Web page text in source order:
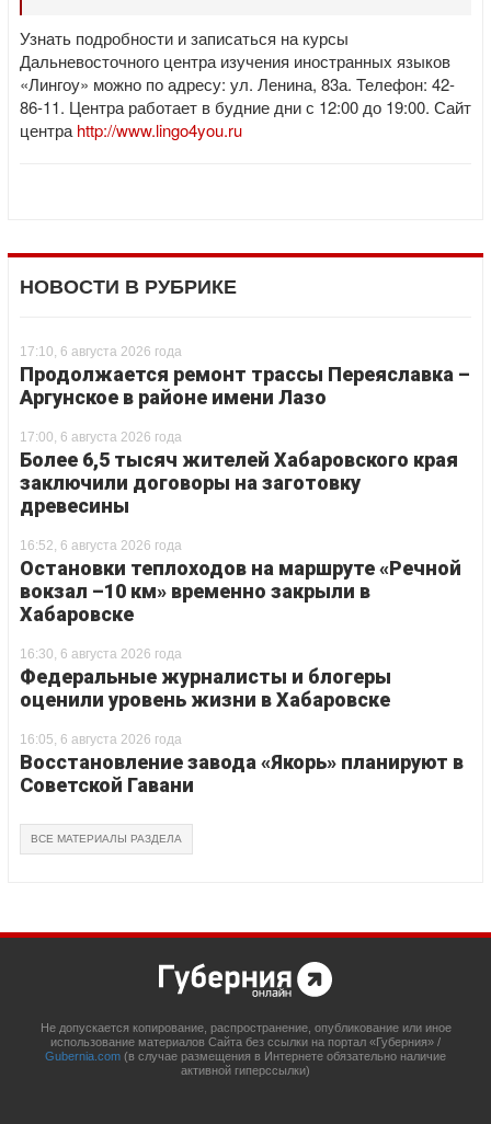
Узнать подробности и записаться на курсы
Дальневосточного центра изучения иностранных языков
«Лингоу» можно по адресу: ул. Ленина, 83а. Телефон: 42-
86-11. Центра работает в будние дни с 12:00 до 19:00. Сайт
центра http://www.lingo4you.ru
НОВОСТИ В РУБРИКЕ
17:10, 6 августа 2026 года
Продолжается ремонт трассы Переяславка –
Аргунское в районе имени Лазо
17:00, 6 августа 2026 года
Более 6,5 тысяч жителей Хабаровского края
заключили договоры на заготовку
древесины
16:52, 6 августа 2026 года
Остановки теплоходов на маршруте «Речной
вокзал –10 км» временно закрыли в
Хабаровске
16:30, 6 августа 2026 года
Федеральные журналисты и блогеры
оценили уровень жизни в Хабаровске
16:05, 6 августа 2026 года
Восстановление завода «Якорь» планируют в
Советской Гавани
ВСЕ МАТЕРИАЛЫ РАЗДЕЛА
Не допускается копирование, распространение, опубликование или иное
использование материалов Сайта без ссылки на портал «Губерния» /
Gubernia.com (в случае размещения в Интернете обязательно наличие
активной гиперссылки)